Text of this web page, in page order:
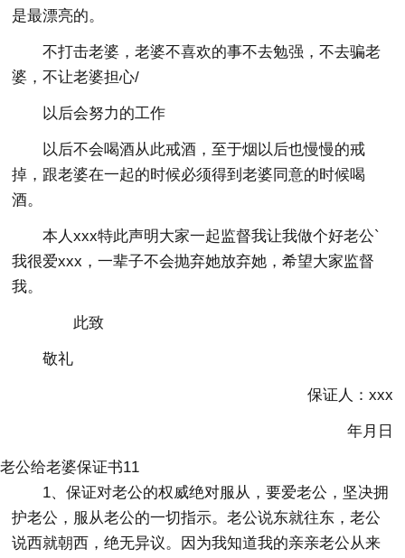
是最漂亮的。
不打击老婆，老婆不喜欢的事不去勉强，不去骗老
婆，不让老婆担心/
以后会努力的工作
以后不会喝酒从此戒酒，至于烟以后也慢慢的戒
掉，跟老婆在一起的时候必须得到老婆同意的时候喝
酒。
本人xxx特此声明大家一起监督我让我做个好老公`
我很爱xxx，一辈子不会抛弃她放弃她，希望大家监督
我。
此致
敬礼
保证人：xxx
年月日
老公给老婆保证书11
1、保证对老公的权威绝对服从，要爱老公，坚决拥
护老公，服从老公的一切指示。老公说东就往东，老公
说西就朝西，绝无异议。因为我知道我的亲亲老公从来